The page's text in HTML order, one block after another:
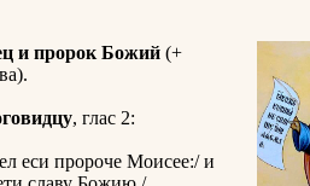
и пророк Божий (+
, глас 2:
еси пророче Моисее:/ и